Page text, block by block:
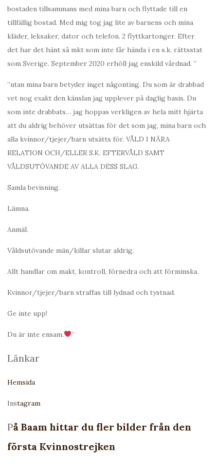
bostaden tillsammans med mina barn och flyttade till en
tillfällig bostad. Med mig tog jag lite av barnens och mina
kläder, leksaker, dator och telefon. 2 flyttkartonger. Efter
det har det hänt så mkt som inte får hända i en s.k. rättsstat
som Sverige. September 2020 erhöll jag enskild vårdnad. ”
”utan mina barn betyder inget någonting. Du som är drabbad
vet nog exakt den känslan jag upplever på daglig basis. Du
som inte drabbats… jag hoppas verkligen av hela mitt hjärta
att du aldrig behöver utsättas för det som jag, mina barn och
alla kvinnor/tjejer/barn utsätts för. VÅLD I NÄRA
RELATION OCH/ELLER S.K. EFTERVÅLD SAMT
VÅLDSUTÖVANDE AV ALLA DESS SLAG.
Samla bevisning.
Lämna.
Anmäl.
Våldsutövande män/killar slutar aldrig.
Allt handlar om makt, kontroll, förnedra och att förminska.
Kvinnor/tjejer/barn straffas till lydnad och tystnad.
Ge inte upp!
Du är inte ensam. ”
Länkar
Hemsida
Instagram
På Baam hittar du fler bilder från den
första Kvinnostrejken